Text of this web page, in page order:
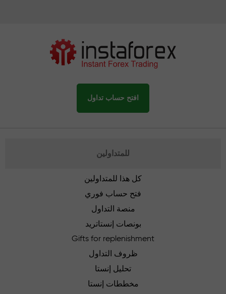
افتح حساب تداول
للمتداولين
كل هذا للمتداولين
فتح حساب فوري
منصة التداول
بونصات إنستاتريد
Gifts for replenishment
ظروف التداول
تحليل إنستا
مخططات إنستا